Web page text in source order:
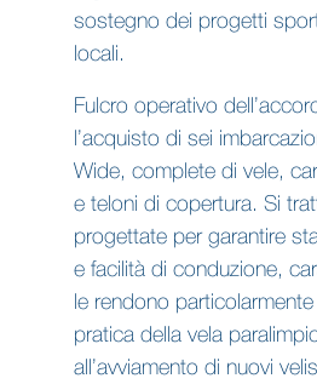
sostegno dei progetti
locali.
Fulcro operativo
l’acquisto di sei
Wide, complete di vele,
e teloni di copertura. Si
progettate per garantire
e facilità di conduzione,
le rendono
pratica della vela
all’avviamento di nuovi